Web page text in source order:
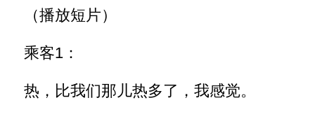
（播放短片）
乘客1：
热，比我们那儿热多了，我感觉。